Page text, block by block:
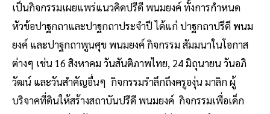
เป็นกิจกรรมเผยแพร่แนวคิดปรีดี พนมยงค์ ทั้งการกำหนด
หัวข้อปาฐกถาและปาฐกถาประจำปี ได้แก่ ปาฐกถาปรีดี พนม
ยงค์ และปาฐกถาพูนศุข พนมยงค์ กิจกรรม สัมมนาในโอกาส
ต่างๆ เช่น 16 สิงหาคม วันสันติภาพไทย, 24 มิถุนายน วันอภิ
วัฒน์ และวันสำคัญอื่นๆ กิจกรรมรำลึกถึงครูองุ่น มาลิก ผู้
บริจาคที่ดินให้สร้างสถาบันปรีดี พนมยงค์ กิจกรรมเพื่อเด็ก